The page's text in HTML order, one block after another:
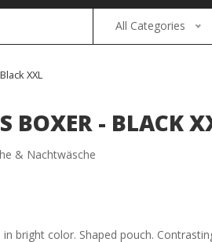
All Categories
XXL
BOXER - BLACK
& Nachtwäsche
bright color. Shaped pouch.